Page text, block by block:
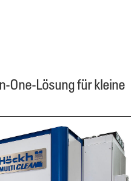
One-Lösung für kleine